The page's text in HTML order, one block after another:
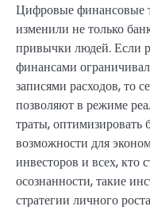
Цифровые финансовые
изменили не только
привычки людей. Если
финансами
записями расходов, то
позволяют в режиме
траты,
возможности для
инвесторов и всех, кто
осознанности, такие
стратегии личного